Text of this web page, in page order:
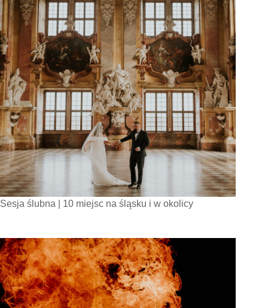
Sesja ślubna | 10 miejsc na śląsku i w okolicy